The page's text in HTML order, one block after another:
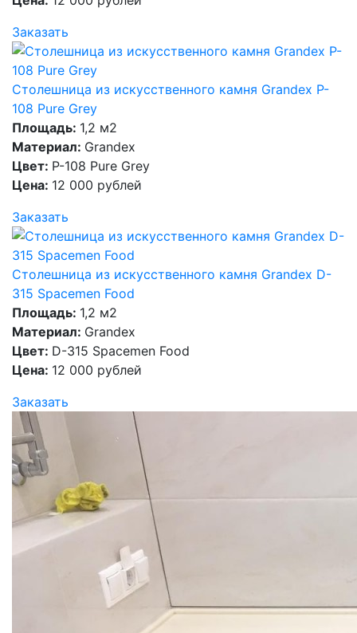
Заказать
Столешница из искусственного камня Grandex P-
108 Pure Grey
Площадь: 1,2 м2
Материал: Grandex
Цвет: P-108 Pure Grey
Цена: 12 000 рублей
Заказать
Столешница из искусственного камня Grandex D-
315 Spacemen Food
Площадь: 1,2 м2
Материал: Grandex
Цвет: D-315 Spacemen Food
Цена: 12 000 рублей
Заказать